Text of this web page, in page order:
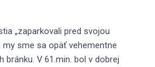
„zaparkovali pred svojou
sme sa opäť vehementne
bránku. V 61.min. bol v dobrej